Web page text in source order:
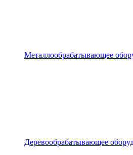
Металлообрабатывающее
Деревообрабатывающее